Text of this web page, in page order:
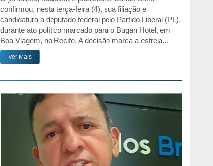
confirmou, nesta terça-feira (4), sua filiação e
candidatura a deputado federal pelo Partido Liberal (PL),
durante ato político marcado para o Bugan Hotel, em
Boa Viagem, no Recife. A decisão marca a estreia...
Ver Mais